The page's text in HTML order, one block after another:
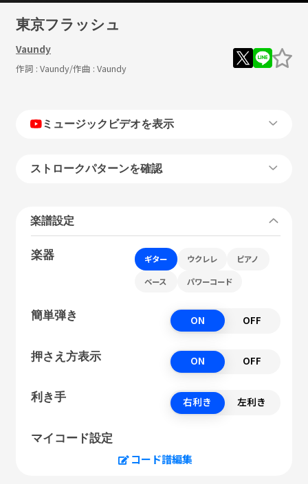
東京フラッシュ
Vaundy
作詞 : Vaundy/作曲 : Vaundy
ミュージックビデオを表示
ストロークパターンを確認
楽譜設定
楽器 ギター ウクレレ ピアノ
ベース パワーコード
簡単弾き ON OFF
押さえ方表示 ON OFF
利き手 右利き 左利き
マイコード設定
コード譜編集